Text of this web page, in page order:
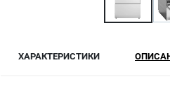
ХАРАКТЕРИСТИКИ